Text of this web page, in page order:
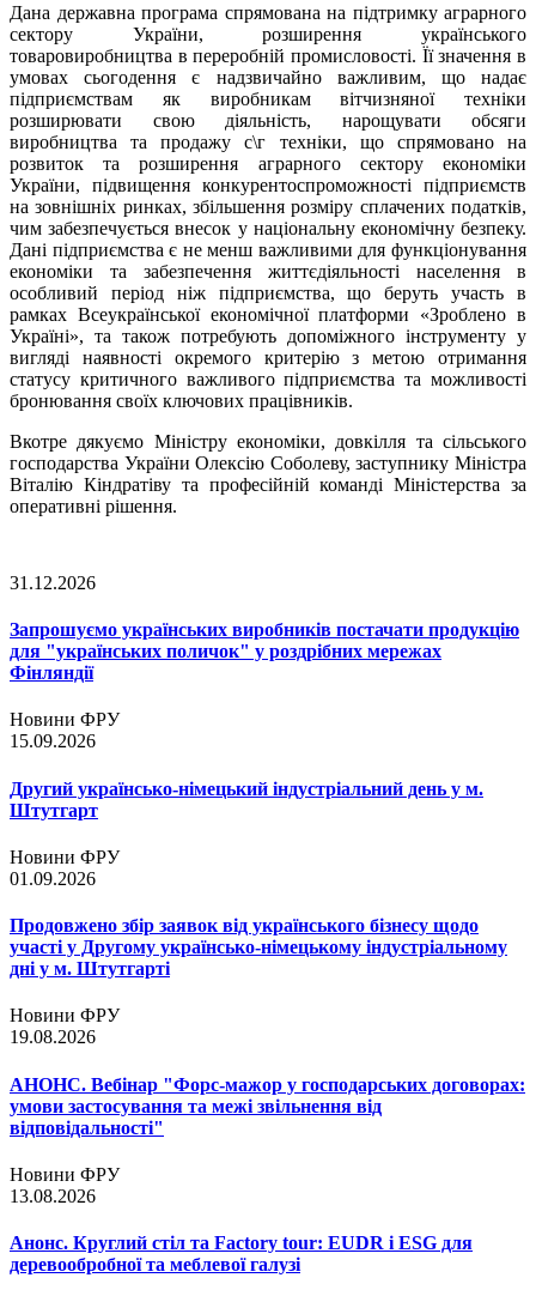
Дана державна програма спрямована на підтримку аграрного
сектору України, розширення українського
товаровиробництва в переробній промисловості. Її значення в
умовах сьогодення є надзвичайно важливим, що надає
підприємствам як виробникам вітчизняної техніки
розширювати свою діяльність, нарощувати обсяги
виробництва та продажу с\г техніки, що спрямовано на
розвиток та розширення аграрного сектору економіки
України, підвищення конкурентоспроможності підприємств
на зовнішніх ринках, збільшення розміру сплачених податків,
чим забезпечується внесок у національну економічну безпеку.
Дані підприємства є не менш важливими для функціонування
економіки та забезпечення життєдіяльності населення в
особливий період ніж підприємства, що беруть участь в
рамках Всеукраїнської економічної платформи «Зроблено в
Україні», та також потребують допоміжного інструменту у
вигляді наявності окремого критерію з метою отримання
статусу критичного важливого підприємства та можливості
бронювання своїх ключових працівників.
Вкотре дякуємо Міністру економіки, довкілля та сільського
господарства України Олексію Соболеву, заступнику Міністра
Віталію Кіндратіву та професійній команді Міністерства за
оперативні рішення.
31.12.2026
Запрошуємо українських виробників постачати продукцію
для "українських поличок" у роздрібних мережах
Фінляндії
Новини ФРУ
15.09.2026
Другий українсько-німецький індустріальний день у м.
Штутгарт
Новини ФРУ
01.09.2026
Продовжено збір заявок від українського бізнесу щодо
участі у Другому українсько-німецькому індустріальному
дні у м. Штутгарті
Новини ФРУ
19.08.2026
АНОНС. Вебінар "Форс-мажор у господарських договорах:
умови застосування та межі звільнення від
відповідальності"
Новини ФРУ
13.08.2026
Анонс. Круглий стіл та Factory tour: EUDR і ESG для
деревообробної та меблевої галузі